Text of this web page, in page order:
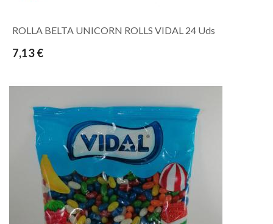
ROLLA BELTA UNICORN ROLLS VIDAL 24 Uds
7,13 €